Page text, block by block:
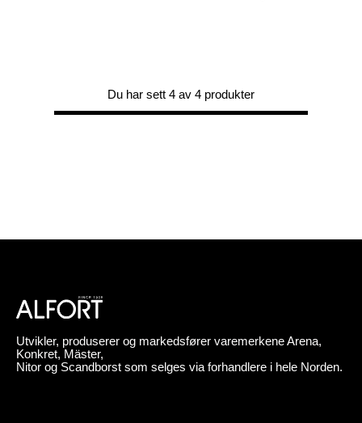
Du har sett 4 av 4 produkter
Utvikler, produserer og markedsfører varemerkene Arena,
Konkret, Mäster,
Nitor og Scandborst som selges via forhandlere i hele Norden.